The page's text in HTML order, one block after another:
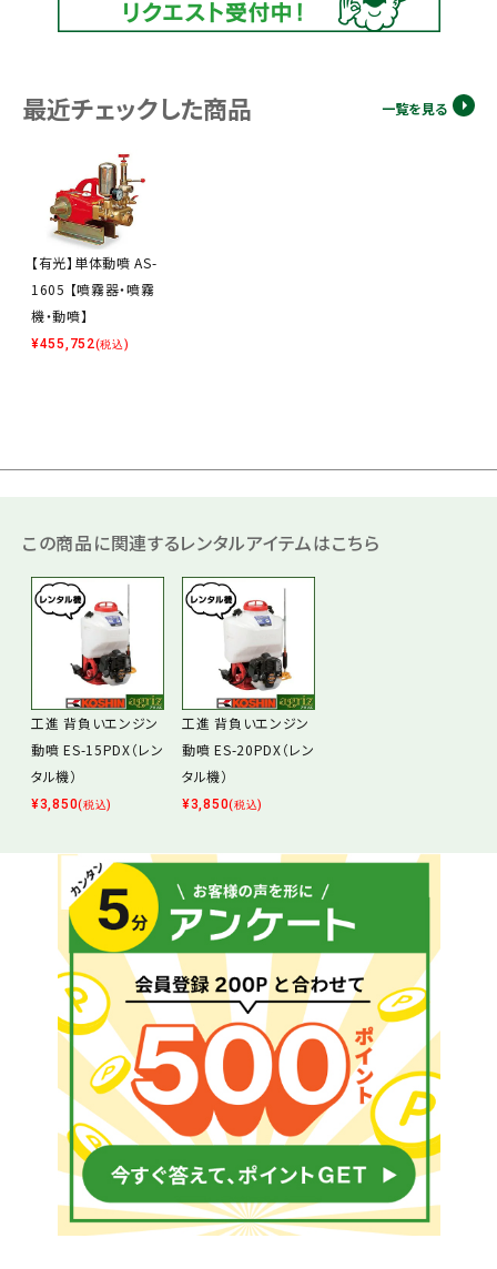
最近チェックした商品 一覧を見る
【有光】単体動噴 AS-
1605 【噴霧器・噴霧
機・動噴】
¥455,752(税込)
この商品に関連するレンタルアイテムはこちら
工進 背負いエンジン
動噴 ES-15PDX（レン
タル機）
¥3,850(税込)
工進 背負いエンジン
動噴 ES-20PDX（レン
タル機）
¥3,850(税込)